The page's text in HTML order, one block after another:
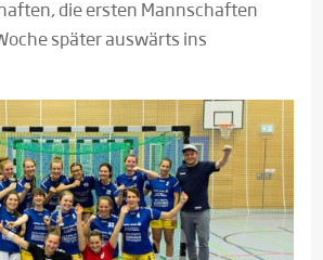
die ersten Mannschaften
später auswärts ins